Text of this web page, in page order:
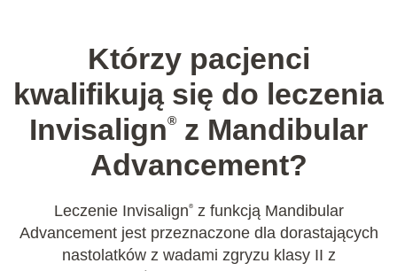
Którzy pacjenci
kwalifikują się do leczenia
Invisalign®
z Mandibular
Advancement?
Leczenie Invisalign®z funkcją Mandibular
Advancement jest przeznaczone dla dorastających
nastolatków z wadami zgryzu klasy II z